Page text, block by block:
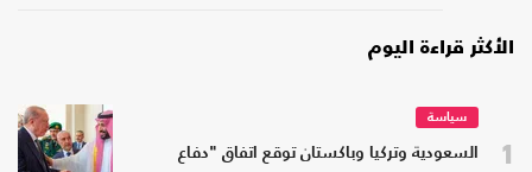
الأكثر قراءة اليوم
1
سياسة
السعودية وتركيا وباكستان توقع اتفاق "دفاع